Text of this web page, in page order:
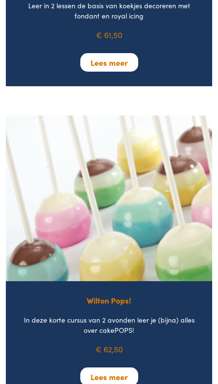
Leer in 2 lessen de basis van koekjes decoreren met
fondant en royal icing
€ 61,50
Lees meer
Wilton Pops!
In deze korte cursus van 2 avonden leer je (bijna) alles
over cakePOPS!
€ 62,50
Lees meer